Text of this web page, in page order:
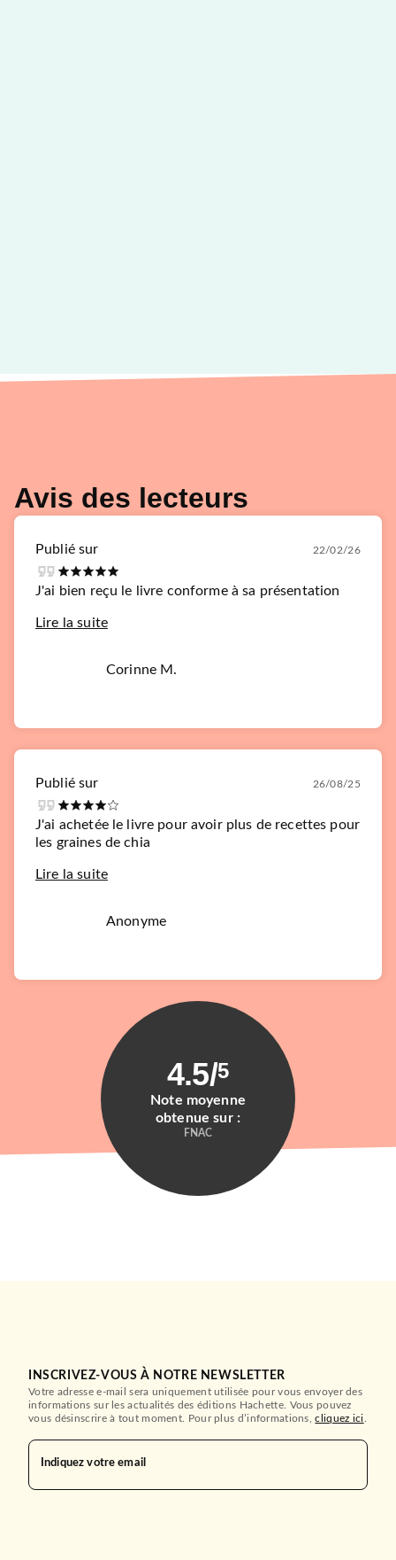
Avis des lecteurs
Publié sur 22/02/26
J'ai bien reçu le livre conforme à sa présentation
Lire la suite
Corinne M.
Publié sur 26/08/25
J'ai achetée le livre pour avoir plus de recettes pour
les graines de chia
Lire la suite
Anonyme
4.5/5
Note moyenne
obtenue sur :
FNAC
INSCRIVEZ-VOUS À NOTRE NEWSLETTER
Votre adresse e-mail sera uniquement utilisée pour vous envoyer des
informations sur les actualités des éditions Hachette. Vous pouvez
vous désinscrire à tout moment. Pour plus d’informations,cliquez ici
Indiquez votre email